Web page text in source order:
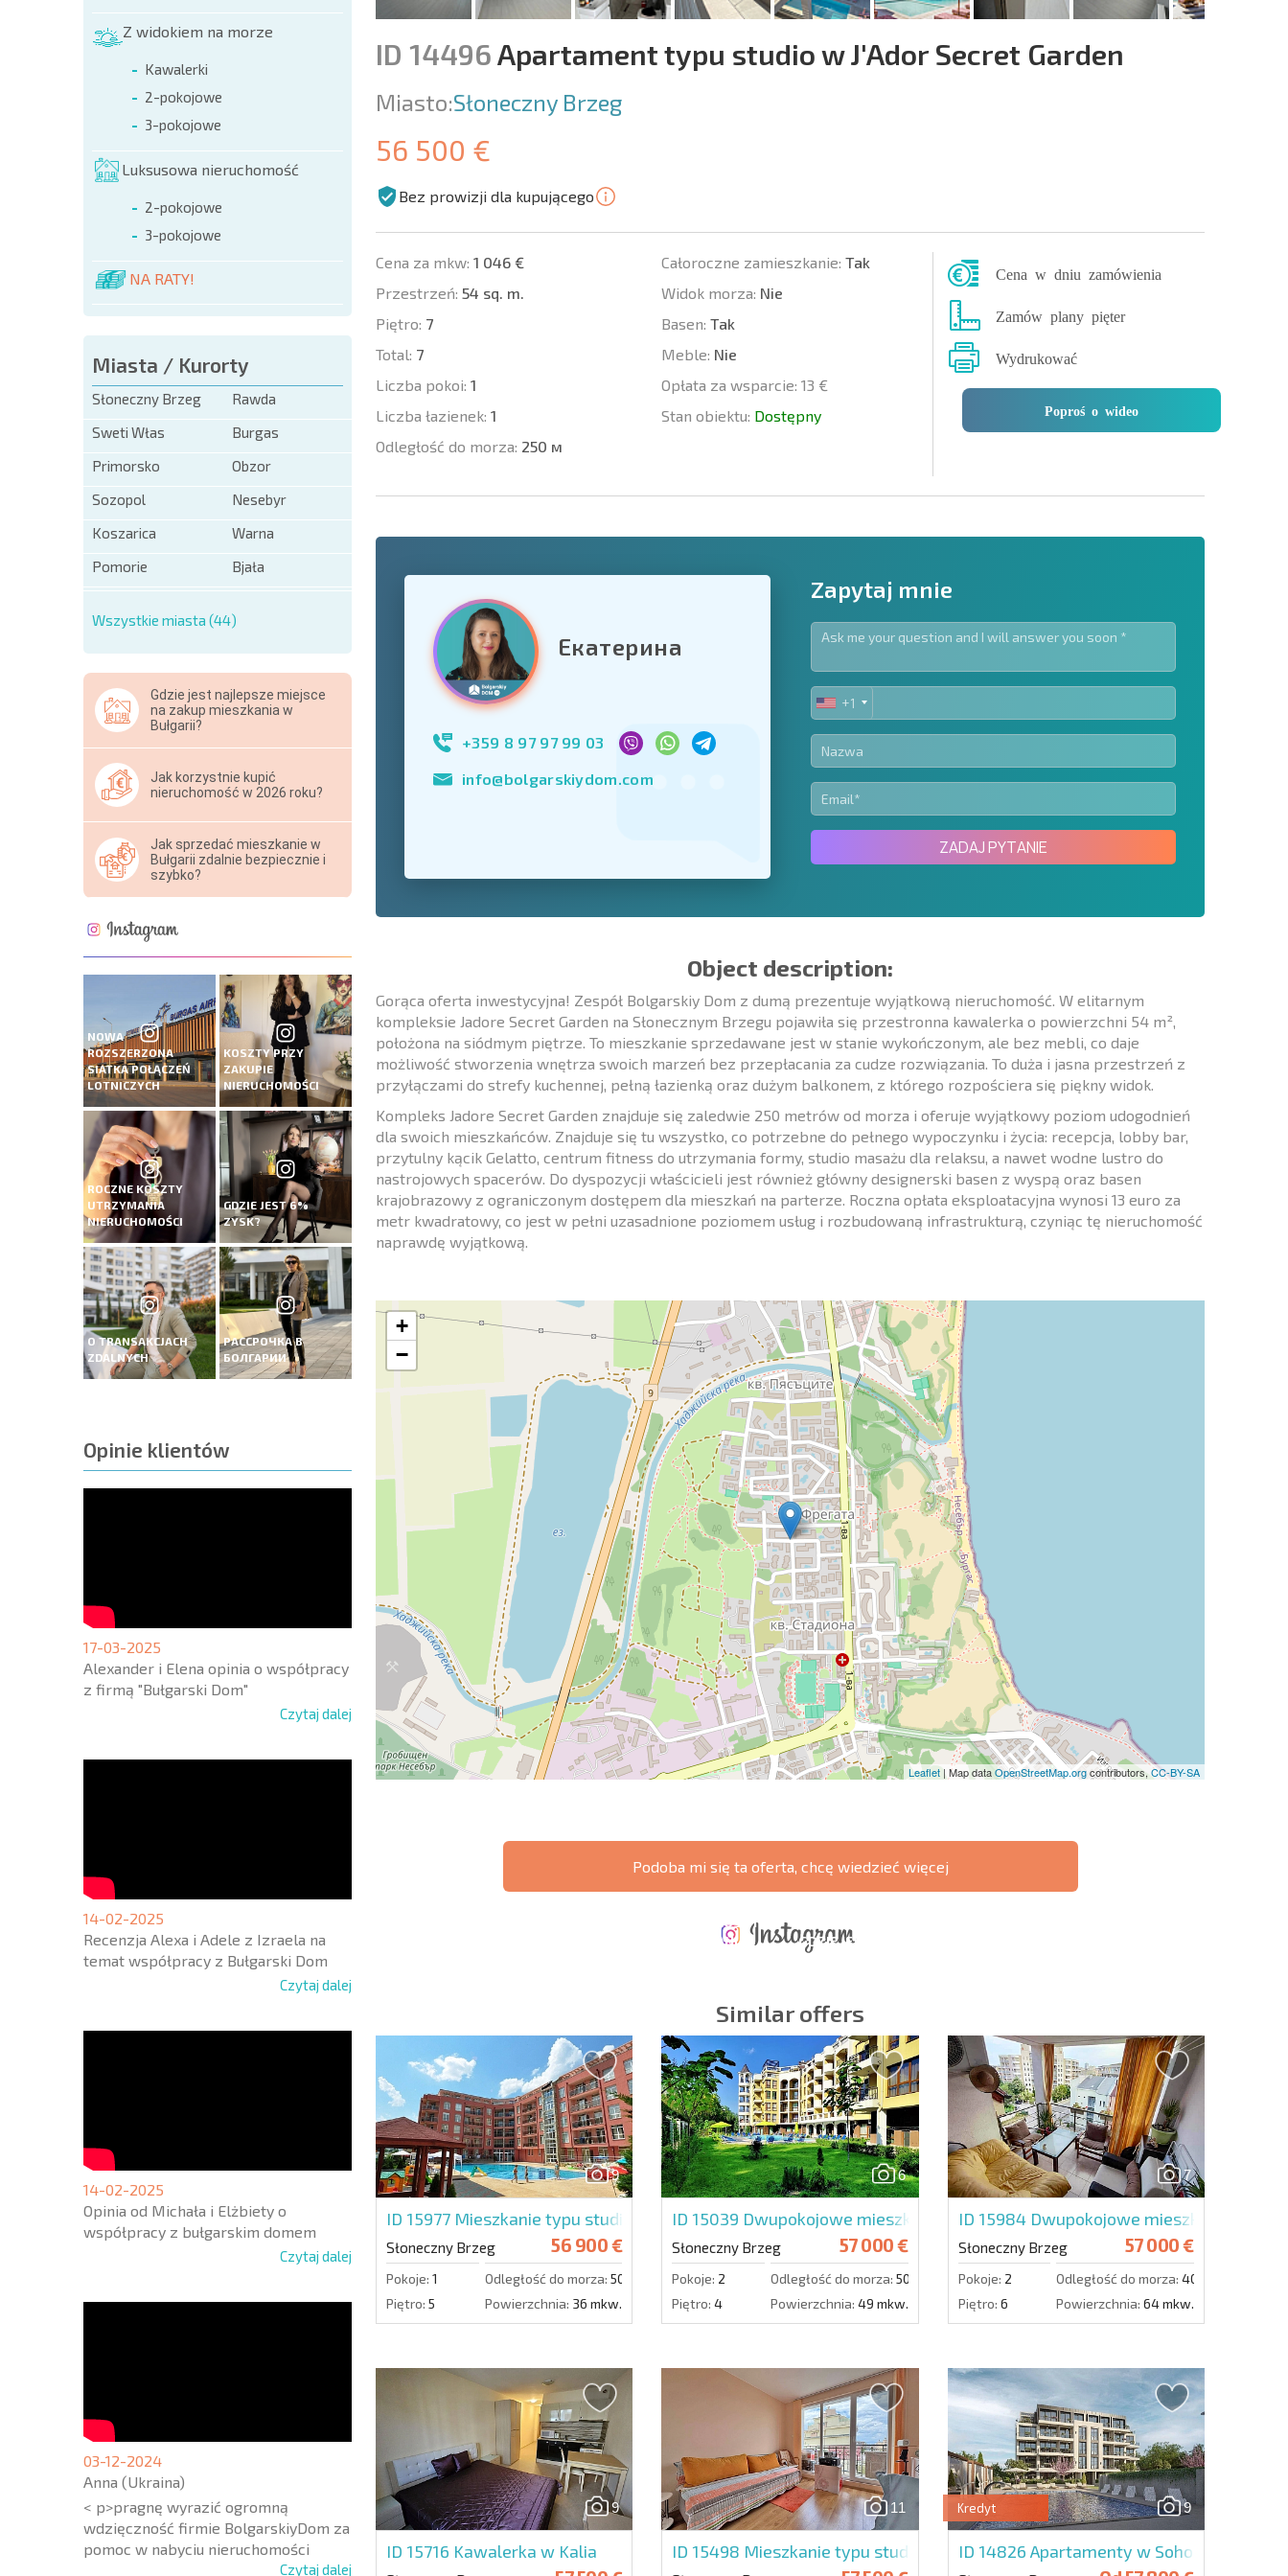
Z widokiem na morze
Kawalerki
2-pokojowe
3-pokojowe
Luksusowa nieruchomość
2-pokojowe
3-pokojowe
NA RATY!
Miasta / Kurorty
Słoneczny Brzeg
Rawda
Sweti Włas
Burgas
Primorsko
Obzor
Sozopol
Nesebyr
Koszarica
Warna
Pomorie
Bjała
Wszystkie miasta (44)
Gdzie jest najlepsze miejsce
na zakup mieszkania w
Bułgarii?
Jak korzystnie kupić
nieruchomość w 2026 roku?
Jak sprzedać mieszkanie w
Bułgarii zdalnie bezpiecznie i
szybko?
NOWA
ROZSZERZONA
SIATKA POŁĄCZEŃ
LOTNICZYCH
KOSZTY PRZY
ZAKUPIE
NIERUCHOMOŚCI
ROCZNE KOSZTY
UTRZYMANIA
NIERUCHOMOŚCI
GDZIE JEST 6%
ZYSK?
O TRANSAKCJACH
ZDALNYCH
РАССРОЧКА В
БОЛГАРИИ
Opinie klientów
17-03-2025
Alexander i Elena opinia o współpracy
z firmą "Bułgarski Dom"
Czytaj dalej
14-02-2025
Recenzja Alexa i Adele z Izraela na
temat współpracy z Bułgarski Dom
Czytaj dalej
14-02-2025
Opinia od Michała i Elżbiety o
współpracy z bułgarskim domem
Czytaj dalej
03-12-2024
Anna (Ukraina)
< p>pragnę wyrazić ogromną
wdzięczność firmie BolgarskiyDom za
pomoc w nabyciu nieruchomości
Czytaj dalej
ID 14496Apartament typu studio w J'Ador Secret Garden
Miasto:Słoneczny Brzeg
56 500 €
Bez prowizji dla kupującego
Cena za mkw: 1 046 €
Przestrzeń: 54 sq. m.
Piętro: 7
Total: 7
Liczba pokoi: 1
Liczba łazienek: 1
Odległość do morza: 250 м
Całoroczne zamieszkanie: Tak
Widok morza: Nie
Basen: Tak
Meble: Nie
Opłata za wsparcie: 13 €
Stan obiektu: Dostępny
Cena w dniu zamówienia
Zamów plany pięter
Wydrukować
Poproś o wideo
United
+1
* Pola obowiązkowe
Zapisz się do newslettera | Klikając przycisk, wyrażasz zgodę na
wykorzystanie swoich danych.
Wyślij wiadomość
Екатерина
+359 8 97 97 99 03
info@bolgarskiydom.com
Zapytaj mnie
UNITED
STATES
+1
+1
ZADAJ PYTANIE
Object description:
Gorąca oferta inwestycyjna! Zespół Bolgarskiy Dom z dumą prezentuje wyjątkową nieruchomość. W elitarnym
kompleksie Jadore Secret Garden na Słonecznym Brzegu pojawiła się przestronna kawalerka o powierzchni 54 m²,
położona na siódmym piętrze. To mieszkanie sprzedawane jest w stanie wykończonym, ale bez mebli, co daje
możliwość stworzenia wnętrza swoich marzeń bez przepłacania za cudze rozwiązania. To duża i jasna przestrzeń z
przyłączami do strefy kuchennej, pełną łazienką oraz dużym balkonem, z którego rozpościera się piękny widok.
Kompleks Jadore Secret Garden znajduje się zaledwie 250 metrów od morza i oferuje wyjątkowy poziom udogodnień
dla swoich mieszkańców. Znajduje się tu wszystko, co potrzebne do pełnego wypoczynku i życia: recepcja, lobby bar,
przytulny kącik Gelatto, centrum fitness do utrzymania formy, studio masażu dla relaksu, a nawet wodne lustro do
nastrojowych spacerów. Do dyspozycji właścicieli jest również główny designerski basen z wyspą oraz basen
krajobrazowy z ograniczonym dostępem dla mieszkań na parterze. Roczna opłata eksploatacyjna wynosi 13 euro za
metr kwadratowy, co jest w pełni uzasadnione poziomem usług i rozbudowaną infrastrukturą, czyniąc tę nieruchomość
naprawdę wyjątkową.
+
−
Leaflet | Map dataOpenStreetMap.orgcontributors,CC-BY-SA
Podoba mi się ta oferta, chcę wiedzieć więcej
* Pola obowiązkowe
Zapisz się do newslettera | Klikając przycisk, wyrażasz zgodę na
wykorzystanie swoich danych.
Wyślij wiadomość
ROCZNE KOSZTY
UTRZYMANIA
GDZIE JEST 6%
Similar offers
9
ID 15977 Mieszkanie typu studio w Rainbow 2
Słoneczny Brzeg 56 900 €
Pokoje: 1 Odległość do morza: 500 m.
Piętro: 5 Powierzchnia: 36 mkw.
6
ID 15039 Dwupokojowe mieszkanie w Diamant Palace
Słoneczny Brzeg 57 000 €
Pokoje: 2 Odległość do morza: 500 m.
Piętro: 4 Powierzchnia: 49 mkw.
7
ID 15984 Dwupokojowe mieszkanie w
Słoneczny Brzeg 57 000 €
Pokoje: 2 Odległość do morza: 400 m.
Piętro: 6 Powierzchnia: 64 mkw.
9
ID 15716 Kawalerka w Kalia
11
ID 15498 Mieszkanie typu studio w Messembria Palace
9
Kredyt
ID 14826 Apartamenty w Soho Twin House